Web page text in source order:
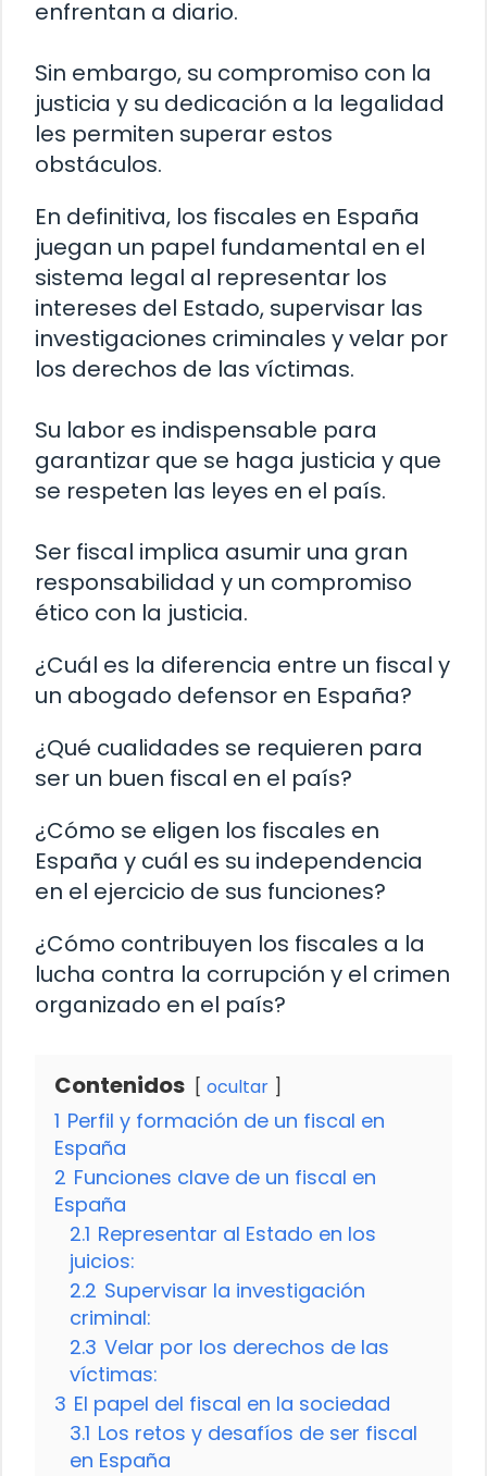
enfrentan a diario.
Sin embargo, su compromiso con la
justicia y su dedicación a la legalidad
les permiten superar estos
obstáculos.
En definitiva, los fiscales en España
juegan un papel fundamental en el
sistema legal al representar los
intereses del Estado, supervisar las
investigaciones criminales y velar por
los derechos de las víctimas.
Su labor es indispensable para
garantizar que se haga justicia y que
se respeten las leyes en el país.
Ser fiscal implica asumir una gran
responsabilidad y un compromiso
ético con la justicia.
¿Cuál es la diferencia entre un fiscal y
un abogado defensor en España?
¿Qué cualidades se requieren para
ser un buen fiscal en el país?
¿Cómo se eligen los fiscales en
España y cuál es su independencia
en el ejercicio de sus funciones?
¿Cómo contribuyen los fiscales a la
lucha contra la corrupción y el crimen
organizado en el país?
Contenidos ocultar
1 Perfil y formación de un fiscal en
España
2 Funciones clave de un fiscal en
España
2.1 Representar al Estado en los
juicios:
2.2 Supervisar la investigación
criminal:
2.3 Velar por los derechos de las
víctimas:
3 El papel del fiscal en la sociedad
3.1 Los retos y desafíos de ser fiscal
en España